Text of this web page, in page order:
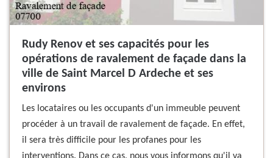
Rudy Renov et ses capacités pour les
opérations de ravalement de façade dans la
ville de Saint Marcel D Ardeche et ses
environs
Les locataires ou les occupants d'un immeuble peuvent
procéder à un travail de ravalement de façade. En effet,
il sera très difficile pour les profanes pour les